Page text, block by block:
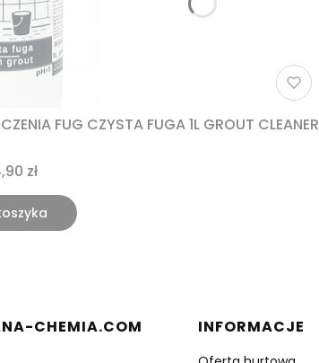
FUG CZYSTA FUGA 1L GROUT CLEANER
zł
CHEMIA.COM INFORMACJE